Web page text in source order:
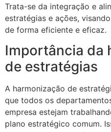
Trata-se da integração e
estratégias e ações,
de forma eficiente e eficaz.
Importância da
de estratégias
A harmonização de
que todos os
empresa estejam
plano estratégico comum.